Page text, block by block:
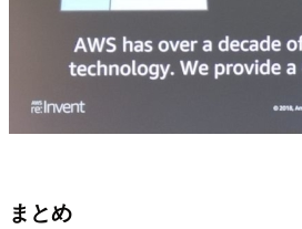
まとめ